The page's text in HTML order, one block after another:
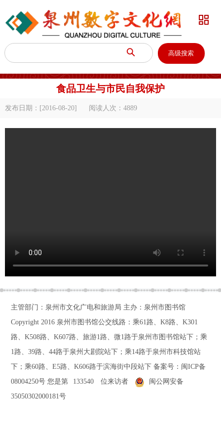
 高级搜索

食品卫生与市民自我保护
发布日期：[2016-08-20] 阅读人次： 4889
主管部门：泉州市文化广电和旅游局 主办：泉州市图书馆
Copyright 2016 泉州市图书馆公交线路：乘61路、K8路、K301
路、K508路、K607路、旅游1路、微1路于泉州市图书馆站下；乘
1路、39路、44路于泉州大剧院站下；乘14路于泉州市科技馆站
下；乘60路、E5路、K606路于滨海街中段站下备案号： 闽ICP备
08004250号 您是第 133540 位来访者
闽公网安备
35050302000181号